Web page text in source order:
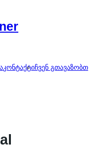
კონტაქტიჩვენ გთავაზობთ